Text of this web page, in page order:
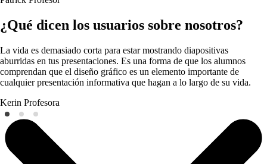
¿Qué dicen los usuarios sobre nosotros?
La vida es demasiado corta para estar mostrando diapositivas
aburridas en tus presentaciones. Es una forma de que los alumnos
comprendan que el diseño gráfico es un elemento importante de
cualquier presentación informativa que hagan a lo largo de su vida.
Kerin Profesora